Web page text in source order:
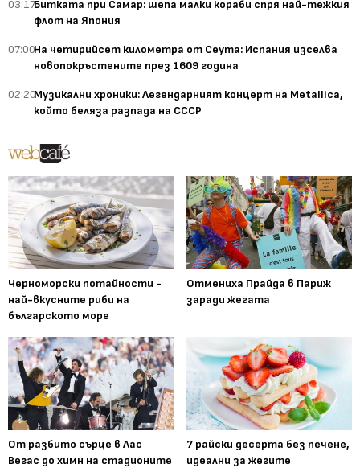
03:17Битката при Самар: шепа малки кораби спря най-тежкия
флот на Япония
07:00На четирийсет километра от Сеута: Испания изселва
новопокръстените през 1609 година
02:20Музикални хроники: Легендарният концерт на Metallica,
който беляза разпада на СССР
Черноморски потайности -
най-вкусните риби на
българското море
Отмениха Прайда в Париж
заради жегата
От разбито сърце в Лас
Вегас до химн на стадионите
7 райски десерта без печене,
идеални за жегите